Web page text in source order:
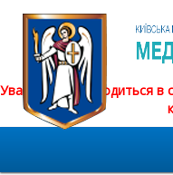
Увага! Сайт знаходиться в